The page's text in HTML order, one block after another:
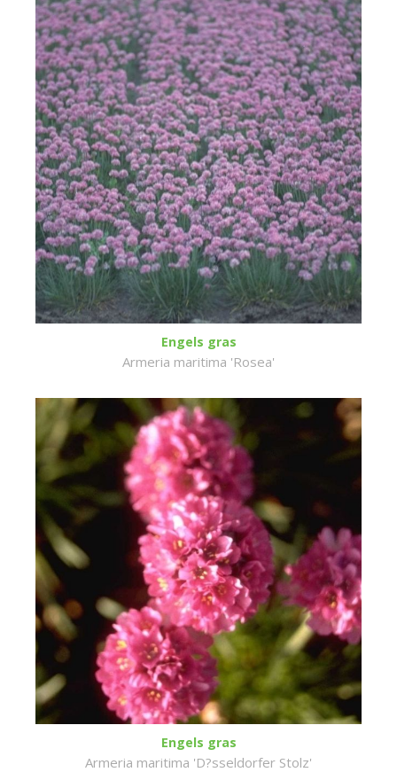
Engels gras
Armeria maritima 'Rosea'
Engels gras
Armeria maritima 'D?sseldorfer Stolz'